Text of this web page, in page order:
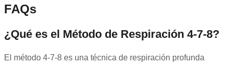
FAQs
¿Qué es el Método de Respiración 4-7-8?
El método 4-7-8 es una técnica de respiración profunda